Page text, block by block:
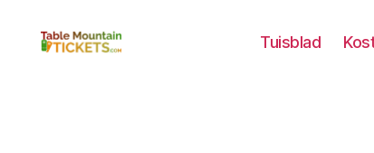
Tuisblad